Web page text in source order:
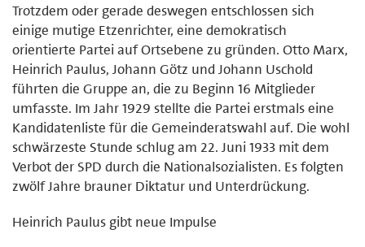
Trotzdem oder gerade deswegen entschlossen sich
einige mutige Etzenrichter, eine demokratisch
orientierte Partei auf Ortsebene zu gründen. Otto Marx,
Heinrich Paulus, Johann Götz und Johann Uschold
führten die Gruppe an, die zu Beginn 16 Mitglieder
umfasste. Im Jahr 1929 stellte die Partei erstmals eine
Kandidatenliste für die Gemeinderatswahl auf. Die wohl
schwärzeste Stunde schlug am 22. Juni 1933 mit dem
Verbot der SPD durch die Nationalsozialisten. Es folgten
zwölf Jahre brauner Diktatur und Unterdrückung.
Heinrich Paulus gibt neue Impulse